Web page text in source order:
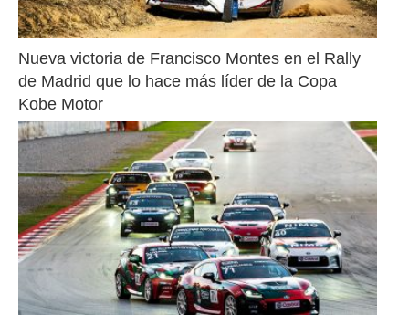
Nueva victoria de Francisco Montes en el Rally
de Madrid que lo hace más líder de la Copa
Kobe Motor